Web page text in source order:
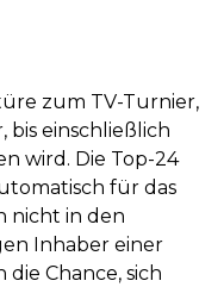
zum TV-Turnier,
bis einschließlich
wird. Die Top-24
für das
nicht in den
Inhaber einer
Chance, sich